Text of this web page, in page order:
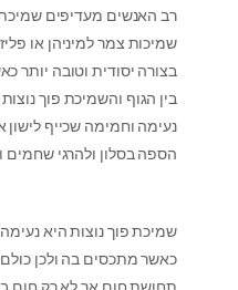
רב האנשים מעדיפים
שמיכות צמר למיניהן או
בצורה יסודית וטובה יותר
בין הגוף והשמיכת פוך
נעימה וחמימה שכייף
הספה בסלון ולהרגי
שמיכת פוך נוצות היא
כאשר מתכסים בה ולכן כולם
תחושת חום אך לא רק חום